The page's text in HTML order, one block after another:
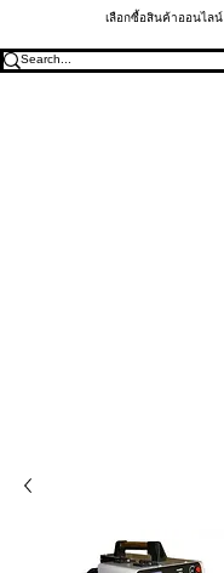
เลือกซื้อสินค้าออนไลน์